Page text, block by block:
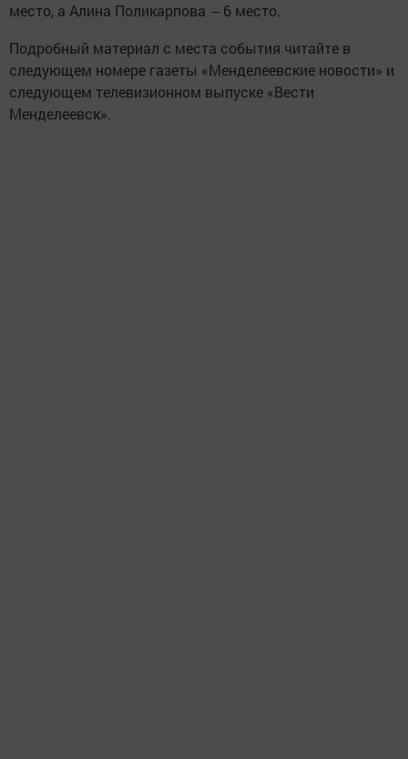
место, а Алина Поликарпова ‒ 6 место.
Подробный материал с места события читайте в
следующем номере газеты «Менделеевские новости» и
следующем телевизионном выпуске «Вести
Менделеевск».